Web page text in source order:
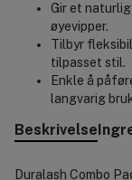
Gir et
øyevipper.
Tilbyr
tilpasset stil.
Enkle å
langvarig
Beskrivelse
Duralash Combo